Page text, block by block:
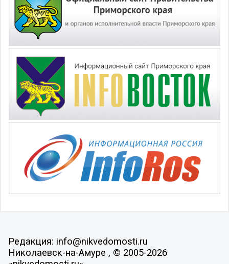
Редакция: info@nikvedomosti.ru
Николаевск-на-Амуре , © 2005-2026